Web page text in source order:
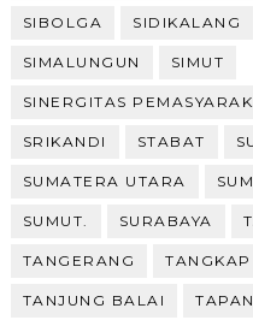
SIBOLGA SIDIKALANG
SIMALUNGUN SIMUT
SINERGITAS
SRIKANDI STABAT
SUMATERA UTARA
SUMUT. SURABAYA
TANGERANG
TANJUNG BALAI